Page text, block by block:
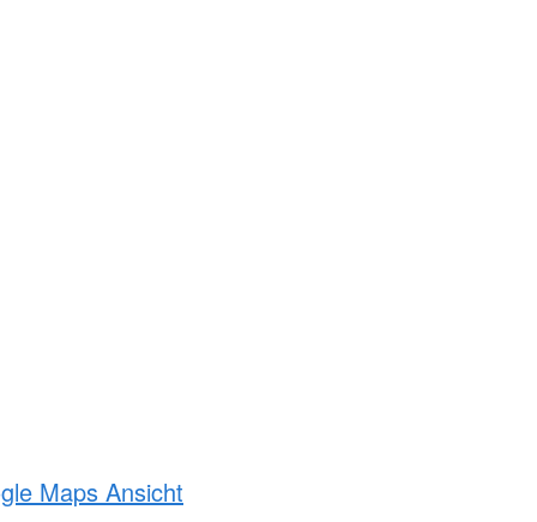
Maps Ansicht